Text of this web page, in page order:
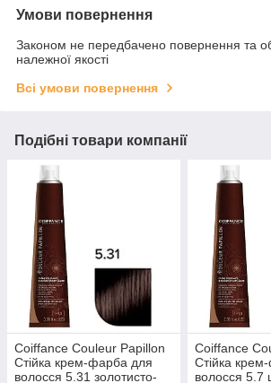
Умови повернення
Законом не передбачено повернення та
належної якості
Всі умови повернення
Подібні товари компанії
Coiffance Couleur Papillon
Стійка крем-фарба для
волосся 5.31 золотисто-
Coiffance
Стійка
волосся 5.7